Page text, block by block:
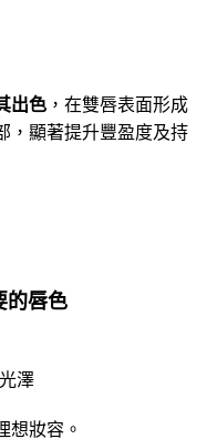
出色 ，在雙唇表面形成
，顯著提升豐盈度及持
的唇色
澤
想妝容。